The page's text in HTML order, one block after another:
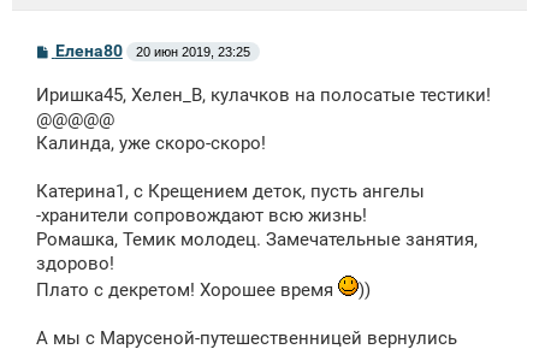
С
б
щ
е
н
Елена80 20 июн 2019, 23:25
Иришка45, Хелен_В, кулачков на полосатые тестики!
@@@@@
Калинда, уже скоро-скоро!
Катерина1, с Крещением деток, пусть ангелы
-хранители сопровождают всю жизнь!
Ромашка, Темик молодец. Замечательные занятия,
здорово!
Плато с декретом! Хорошее время
))
А мы с Марусеной-путешественницей вернулись